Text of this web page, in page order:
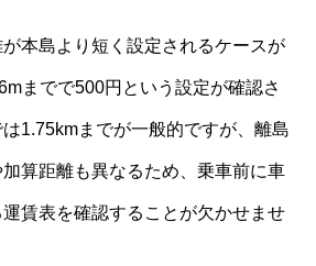
本島より短く設定されるケースが
までで500円という設定が確認さ
1.75kmまでが一般的ですが、離島
算距離も異なるため、乗車前に車
賃表を確認することが欠かせませ